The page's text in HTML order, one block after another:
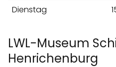
Dienstag
LWL-Museum
Henrichenburg